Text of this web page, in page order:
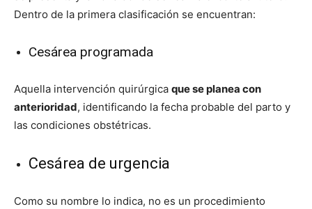
Dentro de la primera clasificación se encuentran:
Cesárea programada
Aquella intervención quirúrgica que se planea con
anterioridad, identificando la fecha probable del parto y
las condiciones obstétricas.
Cesárea de urgencia
Como su nombre lo indica, no es un procedimiento